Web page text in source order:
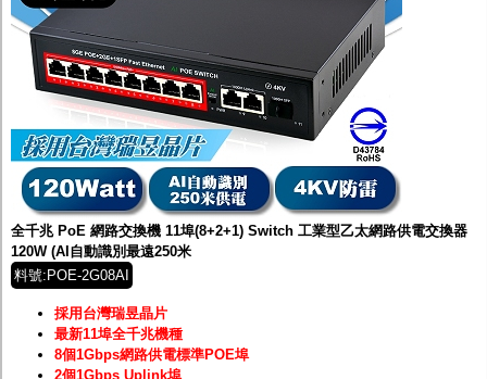
全千兆 PoE 網路交換機 11埠(8+2+1) Switch 工業型乙太網路供電交換器
120W (AI自動識別最遠250米
料號:POE-2G08AI
採用台灣瑞昱晶片
最新11埠全千兆機種
8個1Gbps網路供電標準POE埠
2個1Gbps Uplink埠